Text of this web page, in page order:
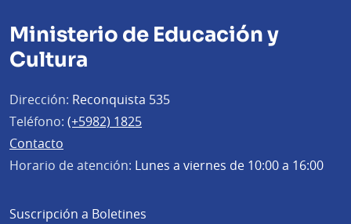
Ministerio de Educación y
Cultura
Dirección: Reconquista 535
Teléfono: (+5982) 1825
Contacto
Horario de atención: Lunes a viernes de 10:00 a 16:00
Suscripción a Boletines